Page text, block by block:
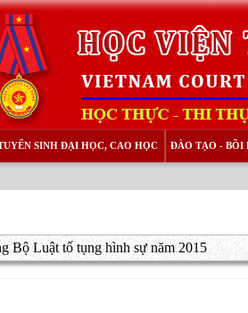
SINH ĐẠI HỌC, CAO HỌC ĐÀO TẠO - BỒI
Bộ Luật tố tụng hình sự năm 2015